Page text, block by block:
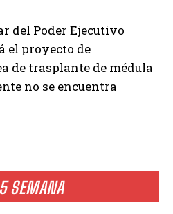
SEMANA
del Poder Ejecutivo
el proyecto de
de trasplante de médula
no se encuentra